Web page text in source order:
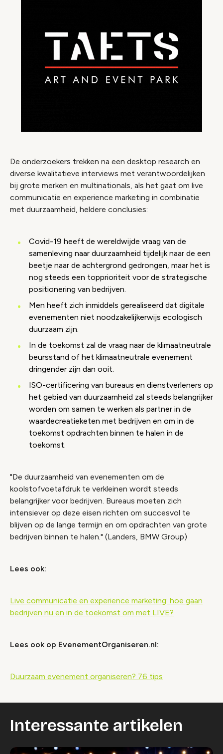
De onderzoekers trekken na een desktop research en
diverse kwalitatieve interviews met verantwoordelijken
bij grote merken en multinationals, als het gaat om live
communicatie en experience marketing in combinatie
met duurzaamheid, heldere conclusies:
Covid-19 heeft de wereldwijde vraag van de
samenleving naar duurzaamheid tijdelijk naar de een
beetje naar de achtergrond gedrongen, maar het is
nog steeds een topprioriteit voor de strategische
positionering van bedrijven.
Men heeft zich inmiddels gerealiseerd dat digitale
evenementen niet noodzakelijkerwijs ecologisch
duurzaam zijn.
In de toekomst zal de vraag naar de klimaatneutrale
beursstand of het klimaatneutrale evenement
dringender zijn dan ooit.
ISO-certificering van bureaus en dienstverleners op
het gebied van duurzaamheid zal steeds belangrijker
worden om samen te werken als partner in de
waardecreatieketen met bedrijven en om in de
toekomst opdrachten binnen te halen in de
toekomst.
"De duurzaamheid van evenementen om de
koolstofvoetafdruk te verkleinen wordt steeds
belangrijker voor bedrijven. Bureaus moeten zich
intensiever op deze eisen richten om succesvol te
blijven op de lange termijn en om opdrachten van grote
bedrijven binnen te halen." (Landers, BMW Group)
Lees ook:
Live communicatie en experience marketing: hoe gaan
bedrijven nu en in de toekomst om met LIVE?
Lees ook op EvenementOrganiseren.nl:
Duurzaam evenement organiseren? 76 tips
Interessante artikelen